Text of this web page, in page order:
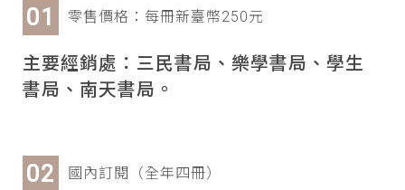
零售價格：每冊新臺幣250元
主要經銷處：三民書局、樂學書局、學生
書局、南天書局。
國內訂閱（全年四冊）